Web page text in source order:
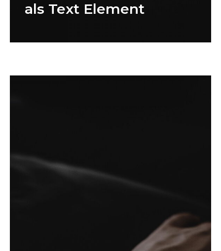
als Text Element